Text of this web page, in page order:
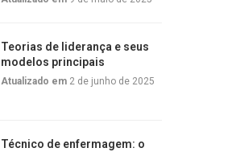
Teorias de liderança e seus
modelos principais
Atualizado em 2 de junho de 2025
Técnico de enfermagem: o